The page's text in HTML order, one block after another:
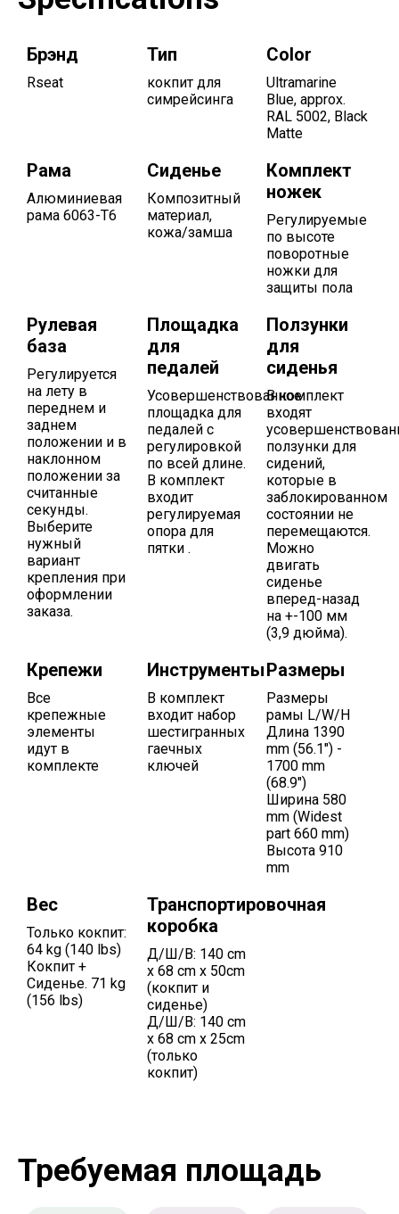
Брэнд
Rseat
Тип
кокпит для
симрейсинга
Color
Ultramarine
Blue, approx.
RAL 5002, Black
Matte
Рама
Алюминиевая
рама 6063-T6
Сиденье
Композитный
материал,
кожа/замша
Комплект
ножек
Регулируемые
по высоте
поворотные
ножки для
защиты пола
Рулевая
база
Регулируется
на лету в
переднем и
заднем
положении и в
наклонном
положении за
считанные
секунды.
Выберите
нужный
вариант
крепления при
оформлении
заказа.
Площадка
для
педалей
Усовершенствованное
площадка для
педалей с
регулировкой
по всей длине.
В комплект
входит
регулируемая
опора для
пятки .
Ползунки
для
сиденья
В комплект
входят
ползунки для
сидений,
которые в
заблокированном
состоянии не
перемещаются.
Можно
двигать
сиденье
вперед-назад
на +-100 мм
(3,9 дюйма).
Крепежи
Все
крепежные
элементы
идут в
комплекте
Инструменты
В комплект
входит набор
шестигранных
гаечных
ключей
Размеры
Размеры
рамы L/W/H
Длина 1390
mm (56.1") -
1700 mm
(68.9")
Ширина 580
mm (Widest
part 660 mm)
Высота 910
mm
Вес
Только кокпит:
64 kg (140 lbs)
Кокпит +
Сиденье. 71 kg
(156 lbs)
Транспортировочная
коробка
Д/Ш/В: 140 cm
x 68 cm x 50cm
(кокпит и
сиденье)
Д/Ш/В: 140 cm
x 68 cm x 25cm
(только
кокпит)
Требуемая площадь